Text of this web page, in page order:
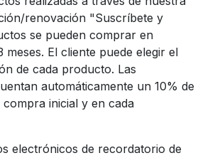
renovación "Suscríbete y
se pueden comprar en
meses. El cliente puede elegir el
de cada producto. Las
automáticamente un 10% de
inicial y en cada
electrónicos de recordatorio de